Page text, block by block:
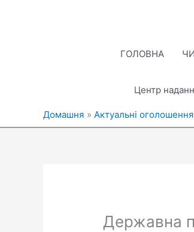
ГОЛОВНА
Центр
Домашня Актуальні оголошення
Державна